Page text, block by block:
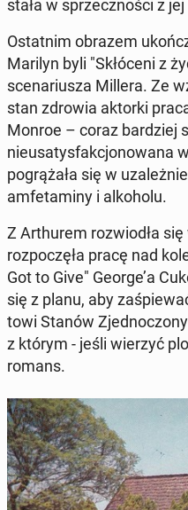
stała w sprzecznoś­ci z
Os­tat­nim obrazem
Marilyn byli "Skłóceni z
sce­nar­iusza Millera. Ze
stan zdrowia aktorki
Monroe – coraz bardziej
nieusatys­fakcjonowana
pogrążała się w
am­fe­t­a­miny i alko­holu.
Z Arthurem rozwiodła
rozpoczęła pracę nad
Got to Give" George’a
się z planu, aby
towi Stanów
z którym - jeśli wierzyć
romans.